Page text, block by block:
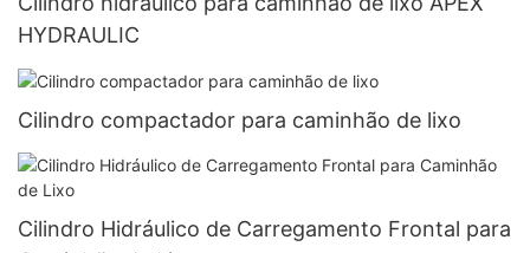
HYDRAULIC
Cilindro compactador para caminhão de lixo
Cilindro Hidráulico de Carregamento Frontal para